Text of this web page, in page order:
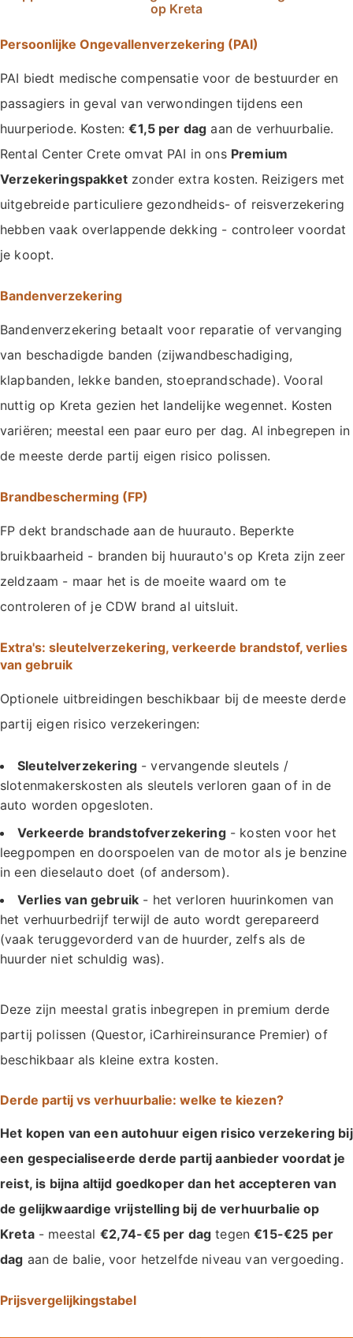
op Kreta
Persoonlijke Ongevallenverzekering (PAI)
PAI biedt medische compensatie voor de bestuurder en
passagiers in geval van verwondingen tijdens een
huurperiode. Kosten:€1,5 per dag aan de verhuurbalie.
Rental Center Crete omvat PAI in ons Premium
Verzekeringspakketzonder extra kosten. Reizigers met
uitgebreide particuliere gezondheids- of reisverzekering
hebben vaak overlappende dekking - controleer voordat
je koopt.
Bandenverzekering
Bandenverzekering betaalt voor reparatie of vervanging
van beschadigde banden (zijwandbeschadiging,
klapbanden, lekke banden, stoeprandschade). Vooral
nuttig op Kreta gezien het landelijke wegennet. Kosten
variëren; meestal een paar euro per dag. Al inbegrepen in
de meeste derde partij eigen risico polissen.
Brandbescherming (FP)
FP dekt brandschade aan de huurauto. Beperkte
bruikbaarheid - branden bij huurauto's op Kreta zijn zeer
zeldzaam - maar het is de moeite waard om te
controleren of je CDW brand al uitsluit.
Extra's: sleutelverzekering, verkeerde brandstof, verlies
van gebruik
Optionele uitbreidingen beschikbaar bij de meeste derde
partij eigen risico verzekeringen:
Sleutelverzekering- vervangende sleutels /
slotenmakerskosten als sleutels verloren gaan of in de
auto worden opgesloten.
Verkeerde brandstofverzekering- kosten voor het
leegpompen en doorspoelen van de motor als je benzine
in een dieselauto doet (of andersom).
Verlies van gebruik - het verloren huurinkomen van
het verhuurbedrijf terwijl de auto wordt gerepareerd
(vaak teruggevorderd van de huurder, zelfs als de
huurder niet schuldig was).
Deze zijn meestal gratis inbegrepen in premium derde
partij polissen (Questor, iCarhireinsurance Premier) of
beschikbaar als kleine extra kosten.
Derde partij vs verhuurbalie: welke te kiezen?
Het kopen van een autohuur eigen risico verzekering bij
een gespecialiseerde derde partij aanbieder voordat je
reist, is bijna altijd goedkoper dan het accepteren van
de gelijkwaardige vrijstelling bij de verhuurbalie op
Kreta- meestal €2,74-€5 per dag tegen€15-€25 per
dag aan de balie, voor hetzelfde niveau van vergoeding.
Prijsvergelijkingstabel